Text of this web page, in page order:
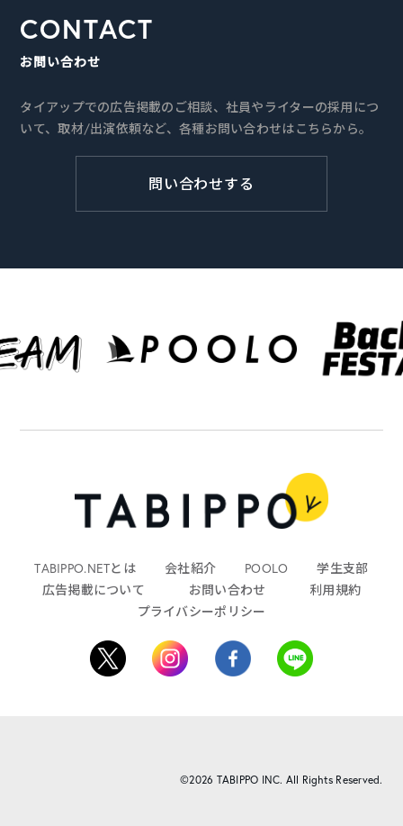
CONTACT
お問い合わせ
タイアップでの広告掲載のご相談、社員やライターの採用につ
いて、取材/出演依頼など、各種お問い合わせはこちらから。
問い合わせする
TABIPPO.NETとは 会社紹介 POOLO
学生支部
広告掲載について
お問い合わせ
利用規約
プライバシーポリシー
©2026 TABIPPO INC. All Rights Reserved.